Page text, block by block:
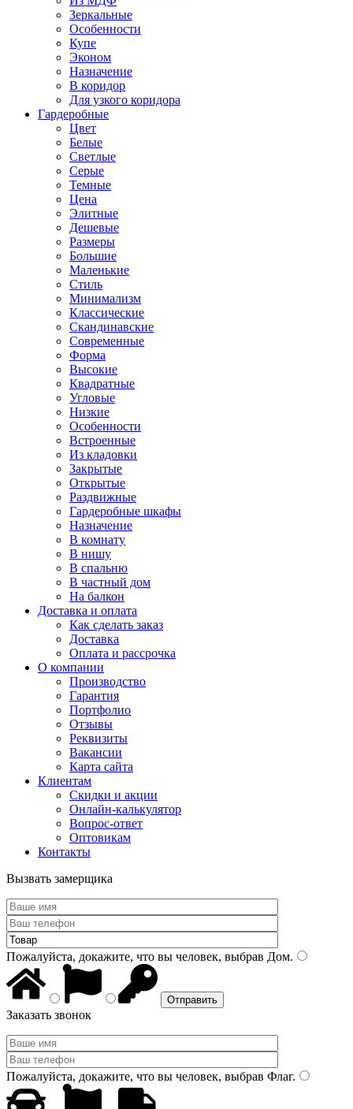
Зеркальные
Особенности
Купе
Эконом
Назначение
В коридор
Для узкого коридора
Гардеробные
Цвет
Белые
Светлые
Серые
Темные
Цена
Элитные
Дешевые
Размеры
Большие
Маленькие
Стиль
Минимализм
Классические
Скандинавские
Современные
Форма
Высокие
Квадратные
Угловые
Низкие
Особенности
Встроенные
Из кладовки
Закрытые
Открытые
Раздвижные
Гардеробные шкафы
Назначение
В комнату
В нишу
В спальню
В частный дом
На балкон
Доставка и оплата
Как сделать заказ
Доставка
Оплата и рассрочка
О компании
Производство
Гарантия
Портфолио
Отзывы
Реквизиты
Вакансии
Карта сайта
Клиентам
Скидки и акции
Онлайн-калькулятор
Вопрос-ответ
Оптовикам
Контакты
Вызвать замерщика
Пожалуйста, докажите, что вы человек, выбрав Дом.
Заказать звонок
Пожалуйста, докажите, что вы человек, выбрав Флаг.